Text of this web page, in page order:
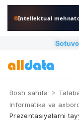
Intellektual
Bosh sahifa >
Informatika va
Prezentasiyalarni